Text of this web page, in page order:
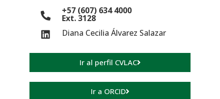
+57 (607) 634 4000
Ext. 3128
Diana Cecilia Álvarez Salazar
Ir al perfil CVLAC
Ir a ORCID